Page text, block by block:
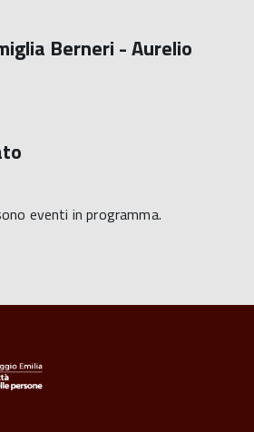
Berneri - Aurelio
eventi in programma.